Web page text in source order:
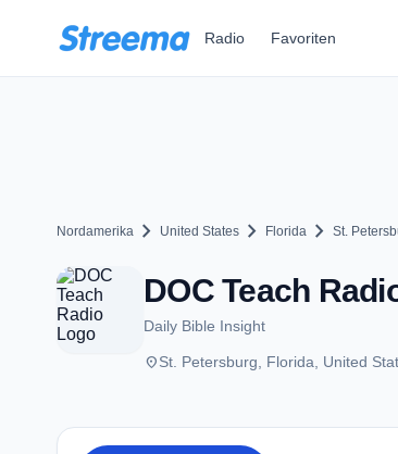
Radio Favoriten
Nordamerika chevron_right United States chevron_right Florida chevron_right St.
DOC Teach
Daily Bible Insight
placeSt. Petersburg, Florida, United